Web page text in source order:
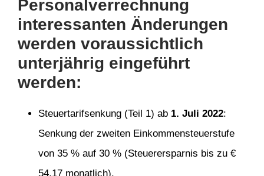
Personalverrechnung
interessanten Änderungen
werden voraussichtlich
unterjährig eingeführt
werden:
Steuertarifsenkung (Teil 1) ab 1. Juli 2022:
Senkung der zweiten Einkommensteuerstufe
von 35 % auf 30 % (Steuerersparnis bis zu €
54,17 monatlich).